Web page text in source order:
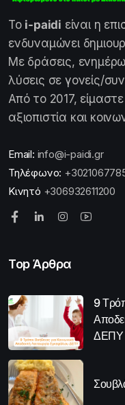
Το i-paidi είναι η
ενδυναμώνει
Με δράσεις,
λύσεις σε γονείς/
Από το 2017,
αξιοπιστία και
Email: info@i-paidi.gr
Τηλέφωνο:
Κινητό +306932611200
Top Άρθρα
9
ΔΕΠΥ